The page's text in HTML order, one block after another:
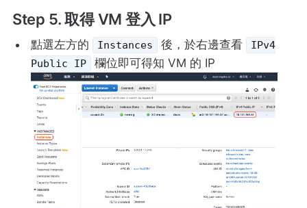
Step 5. 取得 VM 登入 IP
點選左方的 Instances 後，於右邊查看
IPv4
Public IP
欄位即可得知 VM 的 IP